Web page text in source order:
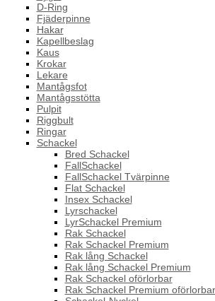
D-Ring
Fjäderpinne
Hakar
Kapellbeslag
Kaus
Krokar
Lekare
Mantågsfot
Mantågsstötta
Pulpit
Riggbult
Ringar
Schackel
Bred Schackel
FallSchackel
FallSchackel Tvärpinne
Flat Schackel
Insex Schackel
Lyrschackel
LyrSchackel Premium
Rak Schackel
Rak Schackel Premium
Rak lång Schackel
Rak lång Schackel Premium
Rak Schackel oförlorbar
Rak Schackel Premium oförlorbar